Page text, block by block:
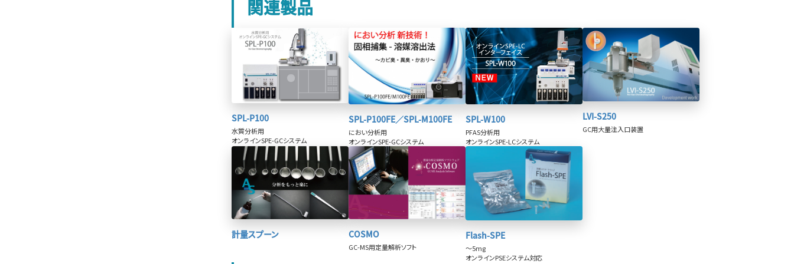
関連製品
SPL-P100
水質分析用
オンラインSPE-GCシステム
SPL-P100FE／SPL-M100FE
におい分析用
オンラインSPE-GCシステム
SPL-W100
PFAS分析用
オンラインSPE-LCシステム
LVI-S250
GC用大量注入口装置
計量スプーン COSMO
GC-MS用定量解析ソフト
Flash-SPE
～5mg
オンラインPSEシステム対応